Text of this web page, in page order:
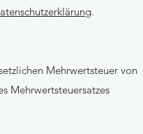
.
Mehrwertsteuer von
Mehrwertsteuersatzes